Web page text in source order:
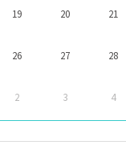
19 20 21
26 27 28
2 3 4